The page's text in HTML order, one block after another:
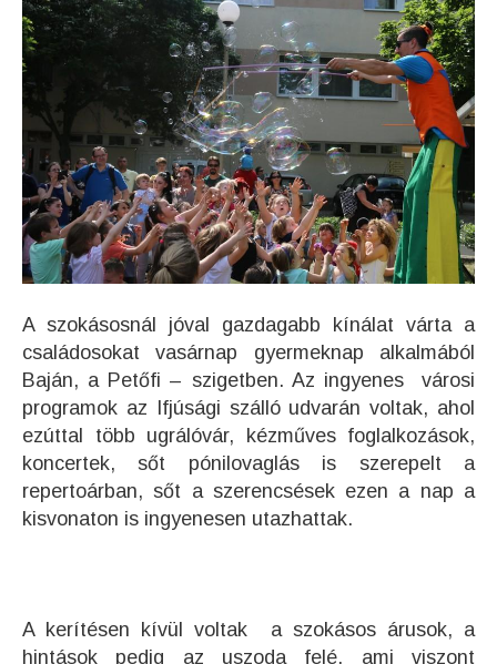
A szokásosnál jóval gazdagabb kínálat várta a
családosokat vasárnap gyermeknap alkalmából
Baján, a Petőfi – szigetben. Az ingyenes városi
programok az Ifjúsági szálló udvarán voltak, ahol
ezúttal több ugrálóvár, kézműves foglalkozások,
koncertek, sőt pónilovaglás is szerepelt a
repertoárban, sőt a szerencsések ezen a nap a
kisvonaton is ingyenesen utazhattak.
A kerítésen kívül voltak a szokásos árusok, a
hintások pedig az uszoda felé, ami viszont